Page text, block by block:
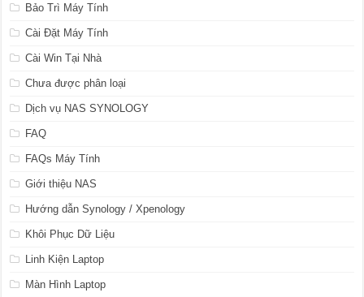
Bảo Trì Máy Tính
Cài Đặt Máy Tính
Cài Win Tại Nhà
Chưa được phân loại
Dịch vụ NAS SYNOLOGY
FAQ
FAQs Máy Tính
Giới thiệu NAS
Hướng dẫn Synology / Xpenology
Khôi Phục Dữ Liệu
Linh Kiện Laptop
Màn Hình Laptop